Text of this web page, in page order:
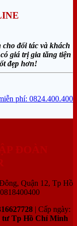
đối tác và khách
giá trị gia tăng tiện
đẹp hơn!
phí: 0824.400.400
Quận 12, Tp Hồ
| Cấp ngày:
tư Tp Hồ Chí Minh